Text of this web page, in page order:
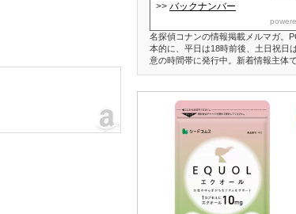
>> バックナンバー
名探偵コナンの情報掲載メルマガ。
本的に、平日は18時前後、土日祝日
意の時間帯に発行中。新着情報主体で